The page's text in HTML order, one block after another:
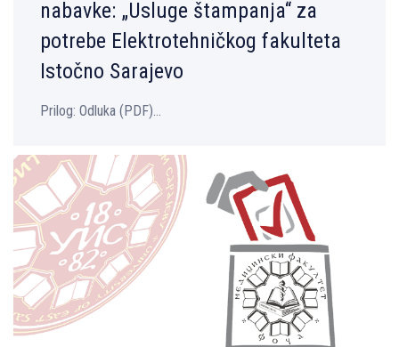
nabavke: „Usluge štampanja“ za
potrebe Elektrotehničkog fakulteta
Istočno Sarajevo
Prilog: Оdluka (PDF)...